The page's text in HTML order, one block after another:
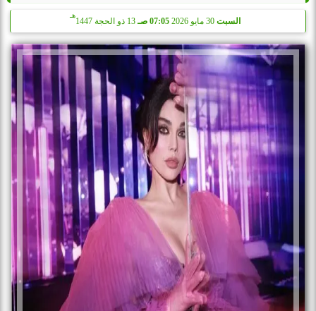
السبت 07:05 صـ 13 ذو الحجة 1447
هـ